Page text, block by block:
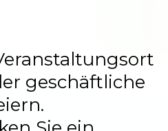
geschäftliche